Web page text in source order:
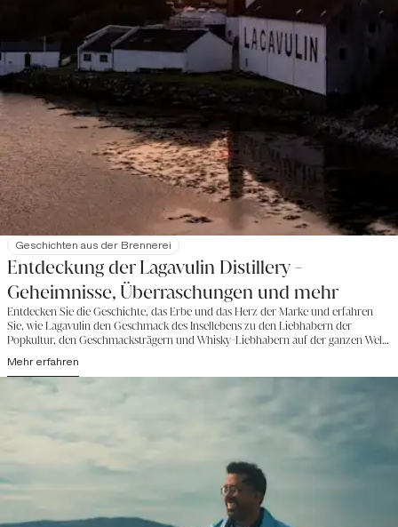
Geschichten aus der Brennerei
Entdeckung der Lagavulin Distillery -
Geheimnisse, Überraschungen und mehr
Entdecken Sie die Geschichte, das Erbe und das Herz der Marke und erfahren
Sie, wie Lagavulin den Geschmack des Insellebens zu den Liebhabern der
Popkultur, den Geschmacksträgern und Whisky-Liebhabern auf der ganzen Welt
Mehr erfahren